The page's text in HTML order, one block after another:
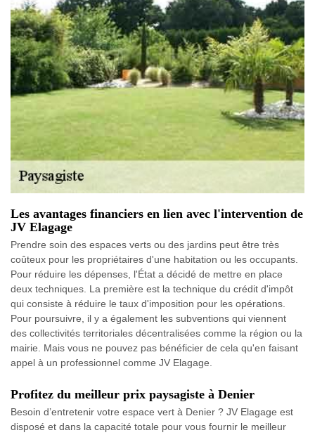
Les avantages financiers en lien avec l'intervention de
JV Elagage
Prendre soin des espaces verts ou des jardins peut être très
coûteux pour les propriétaires d'une habitation ou les occupants.
Pour réduire les dépenses, l'État a décidé de mettre en place
deux techniques. La première est la technique du crédit d'impôt
qui consiste à réduire le taux d'imposition pour les opérations.
Pour poursuivre, il y a également les subventions qui viennent
des collectivités territoriales décentralisées comme la région ou la
mairie. Mais vous ne pouvez pas bénéficier de cela qu'en faisant
appel à un professionnel comme JV Elagage.
Profitez du meilleur prix paysagiste à Denier
Besoin d’entretenir votre espace vert à Denier ? JV Elagage est
disposé et dans la capacité totale pour vous fournir le meilleur